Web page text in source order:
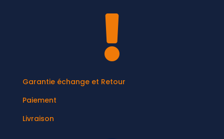

Garantie échange et Retour
Paiement
Livraison